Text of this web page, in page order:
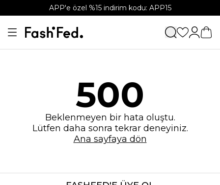
APP'e özel %15 indirim kodu: APP15
500
Beklenmeyen bir hata oluştu.
Lütfen daha sonra tekrar deneyiniz.
Ana sayfaya dön